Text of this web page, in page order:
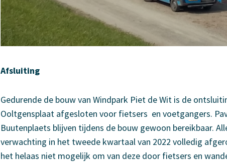
Afsluiting
Gedurende de bouw van Windpark Piet de Wit is de
Ooltgensplaat afgesloten voor fietsers en voetgangers.
Buutenplaets blijven tijdens de bouw gewoon bereikbaar.
verwachting in het tweede kwartaal van 2022 volledig
het helaas niet mogelijk om van deze door fietsers en